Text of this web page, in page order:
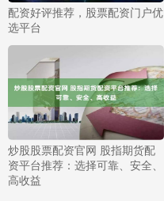
配资好评推荐，股票配资门户优
选平台
炒股股票配资官网 股指期货配
资平台推荐：选择可靠、安全、
高收益